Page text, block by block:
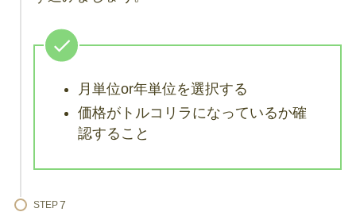
月単位or年単位を選択する
価格がトルコリラになっているか確
認すること
STEP